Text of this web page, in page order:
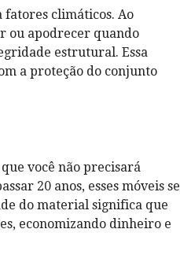
fatores climáticos. Ao
ou apodrecer quando
estrutural. Essa
a proteção do conjunto
você não precisará
20 anos, esses móveis se
do material significa que
economizando dinheiro e